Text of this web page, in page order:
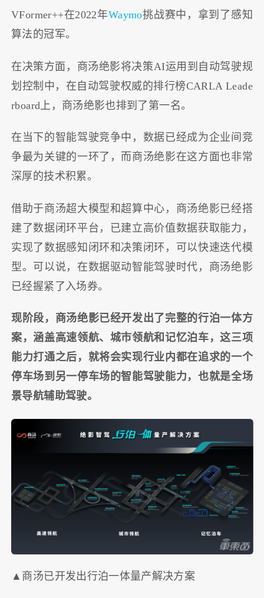
VFormer++在2022年Waymo挑战赛中，拿到了感知
算法的冠军。
在决策方面，商汤绝影将决策AI运用到自动驾驶规
划控制中，在自动驾驶权威的排行榜CARLA Leade
rboard上，商汤绝影也排到了第一名。
在当下的智能驾驶竞争中，数据已经成为企业间竞
争最为关键的一环了，而商汤绝影在这方面也非常
深厚的技术积累。
借助于商汤超大模型和超算中心，商汤绝影已经搭
建了数据闭环平台，已建立高价值数据获取能力，
实现了数据感知闭环和决策闭环，可以快速迭代模
型。可以说，在数据驱动智能驾驶时代，商汤绝影
已经握紧了入场券。
现阶段，商汤绝影已经开发出了完整的行泊一体方
案，涵盖高速领航、城市领航和记忆泊车，这三项
能力打通之后，就将会实现行业内都在追求的一个
停车场到另一停车场的智能驾驶能力，也就是全场
景导航辅助驾驶。
▲商汤已开发出行泊一体量产解决方案